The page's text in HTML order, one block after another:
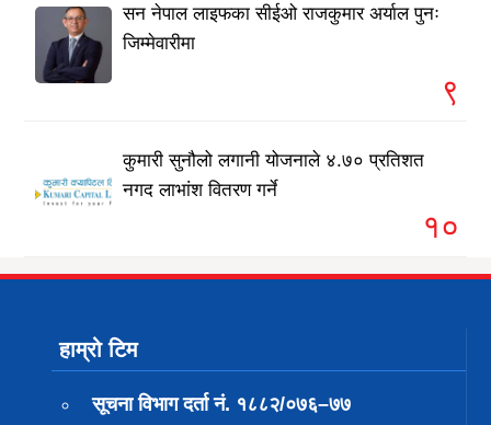
सन नेपाल लाइफका सीईओ राजकुमार अर्याल पुनः
जिम्मेवारीमा
९
कुमारी सुनौलो लगानी योजनाले ४.७० प्रतिशत
नगद लाभांश वितरण गर्ने
१०
हाम्रो टिम
सूचना विभाग दर्ता नं. १८८२/०७६–७७